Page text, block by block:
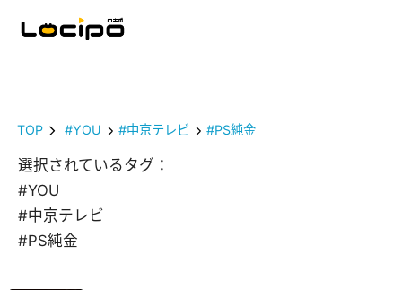
TOP #YOU #中京テレビ #PS純金
選択されているタグ：
#YOU
#中京テレビ
#PS純金